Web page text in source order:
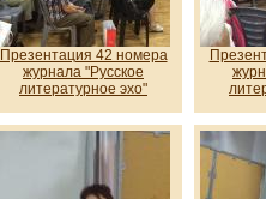
Презентация 42 номера
журнала "Русское
литературное эхо"